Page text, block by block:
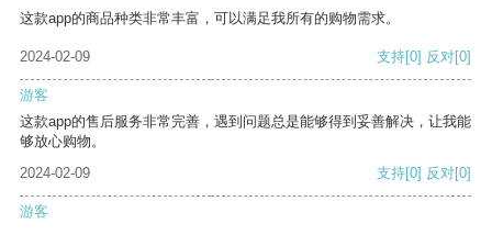
这款app的商品种类非常丰富，可以满足我所有的购物需求。
2024-02-09 支持[0] 反对[0]
游客
这款app的售后服务非常完善，遇到问题总是能够得到妥善解决，让我能
够放心购物。
2024-02-09
支持[0] 反对[0]
游客